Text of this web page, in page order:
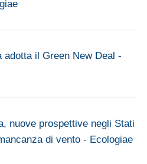
adotta il Green New Deal -
nuove prospettive negli Stati
di vento - Ecologiae